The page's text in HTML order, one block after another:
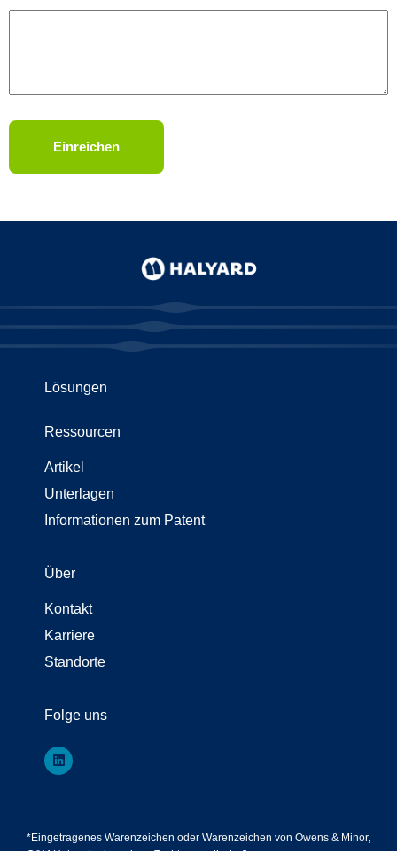
Lösungen
Ressourcen
Artikel
Unterlagen
Informationen zum Patent
Über
Kontakt
Karriere
Standorte
Folge uns
*Eingetragenes Warenzeichen oder Warenzeichen von Owens & Minor,